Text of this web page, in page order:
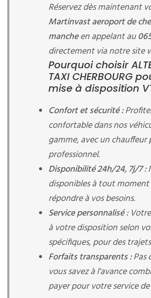
Réservez dès maintenant
Martinvast aeroport de
mancheen appelant au
directement via notre site
Pourquoi choisir
TAXI CHERBOURG
mise à disposition
Confort et sécurité :
confortable dans nos
gamme, avec un chauffeur
professionnel.
Disponibilité 24h/24, 7j/7 :
disponibles à tout
répondre à vos besoins.
Service personnalisé :
à votre disposition selon
spécifiques, pour des
Forfaits transparents :Pas
vous savez à l'avance
payer pour votre service de